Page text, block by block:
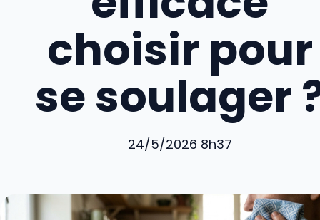
choisir pour
se soulager
24/5/2026 8h37